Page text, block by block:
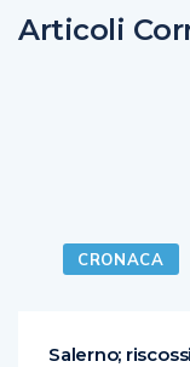
Articoli
CRONACA
Salerno;